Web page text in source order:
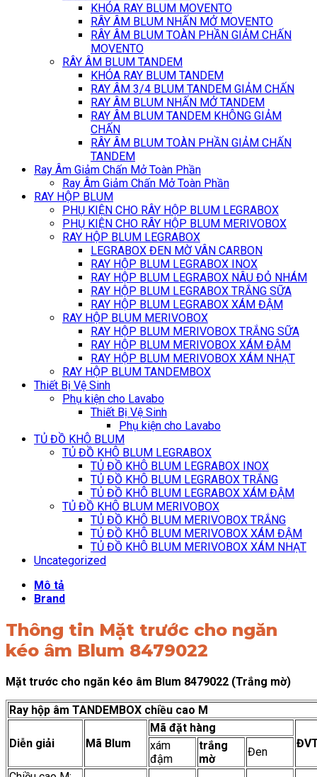
KHÓA RAY BLUM MOVENTO
RÂY ÂM BLUM NHẤN MỞ MOVENTO
RÂY ÂM BLUM TOÀN PHẦN GIẢM CHẤN
MOVENTO
RÂY ÂM BLUM TANDEM
KHÓA RAY BLUM TANDEM
RAY ÂM 3/4 BLUM TANDEM GIẢM CHẤN
RAY ÂM BLUM NHẤN MỞ TANDEM
RAY ÂM BLUM TANDEM KHÔNG GIẢM
CHẤN
RÂY ÂM BLUM TOÀN PHẦN GIẢM CHẤN
TANDEM
Ray Âm Giảm Chấn Mở Toàn Phần
Ray Âm Giảm Chấn Mở Toàn Phần
RAY HỘP BLUM
PHỤ KIỆN CHO RÂY HỘP BLUM LEGRABOX
PHỤ KIỆN CHO RÂY HỘP BLUM MERIVOBOX
RAY HỘP BLUM LEGRABOX
LEGRABOX ĐEN MỜ VÂN CARBON
RAY HỘP BLUM LEGRABOX INOX
RAY HỘP BLUM LEGRABOX NÂU ĐỎ NHÁM
RAY HỘP BLUM LEGRABOX TRẮNG SỮA
RAY HỘP BLUM LEGRABOX XÁM ĐẬM
RAY HỘP BLUM MERIVOBOX
RAY HỘP BLUM MERIVOBOX TRẮNG SỮA
RAY HỘP BLUM MERIVOBOX XÁM ĐẬM
RAY HỘP BLUM MERIVOBOX XÁM NHẠT
RAY HỘP BLUM TANDEMBOX
Thiết Bị Vệ Sinh
Phụ kiện cho Lavabo
Thiết Bị Vệ Sinh
Phụ kiện cho Lavabo
TỦ ĐỒ KHÔ BLUM
TỦ ĐỒ KHÔ BLUM LEGRABOX
TỦ ĐỒ KHÔ BLUM LEGRABOX INOX
TỦ ĐỒ KHÔ BLUM LEGRABOX TRẮNG
TỦ ĐỒ KHÔ BLUM LEGRABOX XÁM ĐẬM
TỦ ĐỒ KHÔ BLUM MERIVOBOX
TỦ ĐỒ KHÔ BLUM MERIVOBOX TRẮNG
TỦ ĐỒ KHÔ BLUM MERIVOBOX XÁM ĐẬM
TỦ ĐỒ KHÔ BLUM MERIVOBOX XÁM NHẠT
Uncategorized
Mô tả
Brand
Thông tin Mặt trước cho ngăn
kéo âm Blum 8479022
Mặt trước cho ngăn kéo âm Blum 8479022 (Trắng mờ)
Ray hộp âm TANDEMBOX chiều cao M
Diễn giải Mã Blum
Mã đặt hàng
xám
đậm
trắng
mờ
Đen